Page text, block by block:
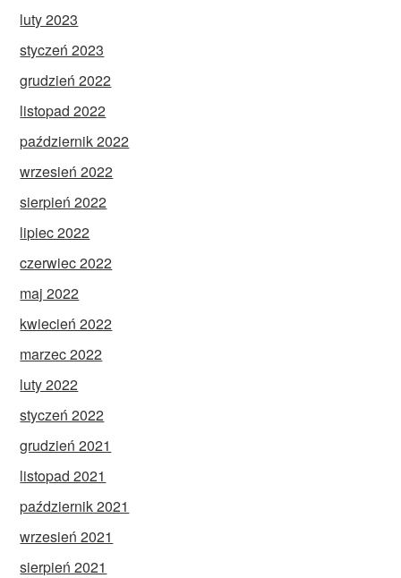
luty 2023
styczeń 2023
grudzień 2022
listopad 2022
październik 2022
wrzesień 2022
sierpień 2022
lipiec 2022
czerwiec 2022
maj 2022
kwiecień 2022
marzec 2022
luty 2022
styczeń 2022
grudzień 2021
listopad 2021
październik 2021
wrzesień 2021
sierpień 2021